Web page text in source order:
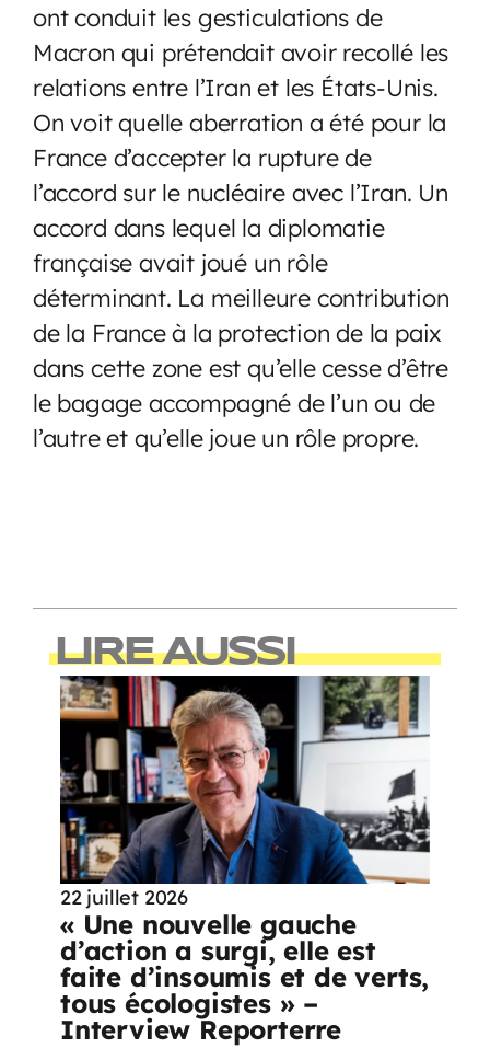
ont conduit les gesticulations de
Macron qui prétendait avoir recollé les
relations entre l’Iran et les États-Unis.
On voit quelle aberration a été pour la
France d’accepter la rupture de
l’accord sur le nucléaire avec l’Iran. Un
accord dans lequel la diplomatie
française avait joué un rôle
déterminant. La meilleure contribution
de la France à la protection de la paix
dans cette zone est qu’elle cesse d’être
le bagage accompagné de l’un ou de
l’autre et qu’elle joue un rôle propre.
LIRE AUSSI
22 juillet 2026
« Une nouvelle gauche
d’action a surgi, elle est
faite d’insoumis et de verts,
tous écologistes » –
Interview Reporterre